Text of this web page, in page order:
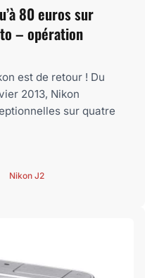
80 euros sur
– opération
est de retour ! Du
2013, Nikon
sur quatre
Nikon J2